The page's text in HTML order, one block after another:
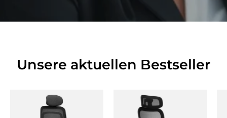
Unsere aktuellen Bestseller